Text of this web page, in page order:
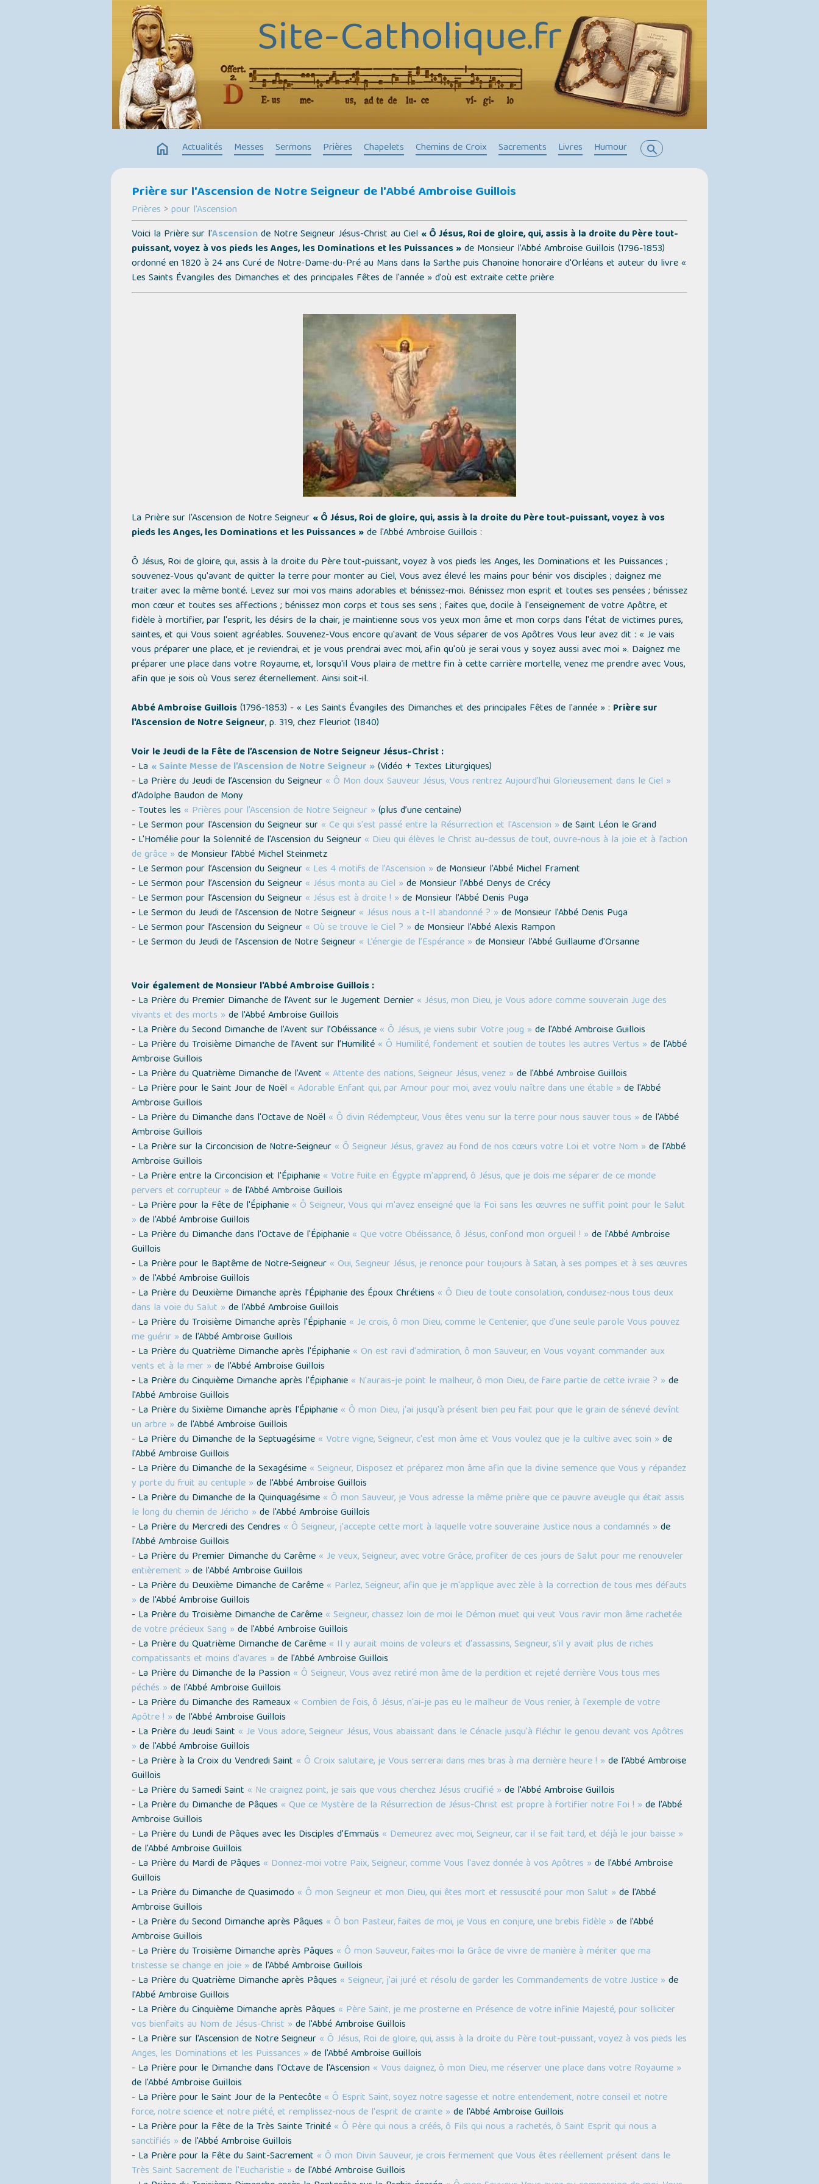
Site-Catholique.fr
home Actualités Messes Sermons Prières Chapelets Chemins de Croix Sacrements Livres Humour search
Prière sur l'Ascension de Notre Seigneur de l'Abbé Ambroise Guillois
Prières >pour l'Ascension
Voici la Prière sur l'Ascensionde Notre Seigneur Jésus-Christ au Ciel « Ô Jésus, Roi de gloire, qui, assis à la droite du Père tout-
puissant, voyez à vos pieds les Anges, les Dominations et les Puissances »de Monsieur l’Abbé Ambroise Guillois (1796-1853)
ordonné en 1820 à 24 ans Curé de Notre-Dame-du-Pré au Mans dans la Sarthe puis Chanoine honoraire d'Orléans et auteur du livre«
Les Saints Évangiles des Dimanches et des principales Fêtes de l'année »d’où est extraite cette prière
La Prière sur l'Ascension de Notre Seigneur « Ô Jésus, Roi de gloire, qui, assis à la droite du Père tout-puissant, voyez à vos
pieds les Anges, les Dominations et les Puissances »de l'Abbé Ambroise Guillois :
Ô Jésus, Roi de gloire, qui, assis à la droite du Père tout-puissant, voyez à vos pieds les Anges, les Dominations et les Puissances ;
souvenez-Vous qu'avant de quitter la terre pour monter au Ciel, Vous avez élevé les mains pour bénir vos disciples ; daignez me
traiter avec la même bonté. Levez sur moi vos mains adorables et bénissez-moi. Bénissez mon esprit et toutes ses pensées ; bénissez
mon cœur et toutes ses affections ; bénissez mon corps et tous ses sens ; faites que, docile à l'enseignement de votre Apôtre, et
fidèle à mortifier, par l'esprit, les désirs de la chair, je maintienne sous vos yeux mon âme et mon corps dans l'état de victimes pures,
saintes, et qui Vous soient agréables. Souvenez-Vous encore qu'avant de Vous séparer de vos Apôtres Vous leur avez dit : « Je vais
vous préparer une place, et je reviendrai, et je vous prendrai avec moi, afin qu'où je serai vous y soyez aussi avec moi ». Daignez me
préparer une place dans votre Royaume, et, lorsqu'il Vous plaira de mettre fin à cette carrière mortelle, venez me prendre avec Vous,
afin que je sois où Vous serez éternellement. Ainsi soit-il.
Abbé Ambroise Guillois(1796-1853) -« Les Saints Évangiles des Dimanches et des principales Fêtes de l'année »: Prière sur
l'Ascension de Notre Seigneur, p. 319, chez Fleuriot (1840)
Voir le Jeudi de la Fête de l’Ascension de Notre Seigneur Jésus-Christ :
- La « Sainte Messe de l’Ascension de Notre Seigneur »(Vidéo + Textes Liturgiques)
- La Prière du Jeudi de l’Ascension du Seigneur « Ô Mon doux Sauveur Jésus, Vous rentrez Aujourd'hui Glorieusement dans le Ciel »
d’Adolphe Baudon de Mony
- Toutes les « Prières pour l’Ascension de Notre Seigneur » (plus d’une centaine)
- Le Sermon pour l'Ascension du Seigneur sur « Ce qui s'est passé entre la Résurrection et l'Ascension » de Saint Léon le Grand
- L'Homélie pour la Solennité de l'Ascension du Seigneur « Dieu qui élèves le Christ au-dessus de tout, ouvre-nous à la joie et à l’action
de grâce » de Monsieur l’Abbé Michel Steinmetz
- Le Sermon pour l’Ascension du Seigneur « Les 4 motifs de l’Ascension » de Monsieur l’Abbé Michel Frament
- Le Sermon pour l’Ascension du Seigneur « Jésus monta au Ciel » de Monsieur l’Abbé Denys de Crécy
- Le Sermon pour l’Ascension du Seigneur « Jésus est à droite ! » de Monsieur l’Abbé Denis Puga
- Le Sermon du Jeudi de l’Ascension de Notre Seigneur « Jésus nous a t-Il abandonné ? » de Monsieur l’Abbé Denis Puga
- Le Sermon pour l’Ascension du Seigneur « Où se trouve le Ciel ? » de Monsieur l’Abbé Alexis Rampon
- Le Sermon du Jeudi de l’Ascension de Notre Seigneur « L’énergie de l’Espérance » de Monsieur l’Abbé Guillaume d'Orsanne
Voir également de Monsieur l'Abbé Ambroise Guillois :
- La Prière du Premier Dimanche de l’Avent sur le Jugement Dernier « Jésus, mon Dieu, je Vous adore comme souverain Juge des
vivants et des morts » de l'Abbé Ambroise Guillois
- La Prière du Second Dimanche de l’Avent sur l’Obéissance « Ô Jésus, je viens subir Votre joug » de l'Abbé Ambroise Guillois
- La Prière du Troisième Dimanche de l’Avent sur l’Humilité « Ô Humilité, fondement et soutien de toutes les autres Vertus » de l'Abbé
Ambroise Guillois
- La Prière du Quatrième Dimanche de l’Avent « Attente des nations, Seigneur Jésus, venez » de l'Abbé Ambroise Guillois
- La Prière pour le Saint Jour de Noël « Adorable Enfant qui, par Amour pour moi, avez voulu naître dans une étable » de l'Abbé
Ambroise Guillois
- La Prière du Dimanche dans l'Octave de Noël « Ô divin Rédempteur, Vous êtes venu sur la terre pour nous sauver tous » de l'Abbé
Ambroise Guillois
- La Prière sur la Circoncision de Notre-Seigneur « Ô Seigneur Jésus, gravez au fond de nos cœurs votre Loi et votre Nom » de l'Abbé
Ambroise Guillois
- La Prière entre la Circoncision et l'Épiphanie « Votre fuite en Égypte m'apprend, ô Jésus, que je dois me séparer de ce monde
pervers et corrupteur » de l'Abbé Ambroise Guillois
- La Prière pour la Fête de l'Épiphanie « Ô Seigneur, Vous qui m'avez enseigné que la Foi sans les œuvres ne suffit point pour le Salut
» de l'Abbé Ambroise Guillois
- La Prière du Dimanche dans l'Octave de l'Épiphanie « Que votre Obéissance, ô Jésus, confond mon orgueil ! » de l'Abbé Ambroise
Guillois
- La Prière pour le Baptême de Notre-Seigneur « Oui, Seigneur Jésus, je renonce pour toujours à Satan, à ses pompes et à ses œuvres
» de l'Abbé Ambroise Guillois
- La Prière du Deuxième Dimanche après l’Épiphanie des Époux Chrétiens « Ô Dieu de toute consolation, conduisez-nous tous deux
dans la voie du Salut » de l'Abbé Ambroise Guillois
- La Prière du Troisième Dimanche après l'Épiphanie « Je crois, ô mon Dieu, comme le Centenier, que d'une seule parole Vous pouvez
me guérir » de l'Abbé Ambroise Guillois
- La Prière du Quatrième Dimanche après l'Épiphanie « On est ravi d'admiration, ô mon Sauveur, en Vous voyant commander aux
vents et à la mer » de l'Abbé Ambroise Guillois
- La Prière du Cinquième Dimanche après l'Épiphanie « N'aurais-je point le malheur, ô mon Dieu, de faire partie de cette ivraie ? » de
l'Abbé Ambroise Guillois
- La Prière du Sixième Dimanche après l'Épiphanie « Ô mon Dieu, j'ai jusqu'à présent bien peu fait pour que le grain de sénevé devînt
un arbre » de l'Abbé Ambroise Guillois
- La Prière du Dimanche de la Septuagésime « Votre vigne, Seigneur, c'est mon âme et Vous voulez que je la cultive avec soin » de
l'Abbé Ambroise Guillois
- La Prière du Dimanche de la Sexagésime « Seigneur, Disposez et préparez mon âme afin que la divine semence que Vous y répandez
y porte du fruit au centuple » de l'Abbé Ambroise Guillois
- La Prière du Dimanche de la Quinquagésime « Ô mon Sauveur, je Vous adresse la même prière que ce pauvre aveugle qui était assis
le long du chemin de Jéricho » de l'Abbé Ambroise Guillois
- La Prière du Mercredi des Cendres « Ô Seigneur, j'accepte cette mort à laquelle votre souveraine Justice nous a condamnés » de
l'Abbé Ambroise Guillois
- La Prière du Premier Dimanche du Carême « Je veux, Seigneur, avec votre Grâce, profiter de ces jours de Salut pour me renouveler
entièrement » de l'Abbé Ambroise Guillois
- La Prière du Deuxième Dimanche de Carême « Parlez, Seigneur, afin que je m'applique avec zèle à la correction de tous mes défauts
» de l'Abbé Ambroise Guillois
- La Prière du Troisième Dimanche de Carême « Seigneur, chassez loin de moi le Démon muet qui veut Vous ravir mon âme rachetée
de votre précieux Sang » de l'Abbé Ambroise Guillois
- La Prière du Quatrième Dimanche de Carême « Il y aurait moins de voleurs et d'assassins, Seigneur, s'il y avait plus de riches
compatissants et moins d'avares » de l'Abbé Ambroise Guillois
- La Prière du Dimanche de la Passion « Ô Seigneur, Vous avez retiré mon âme de la perdition et rejeté derrière Vous tous mes
péchés » de l'Abbé Ambroise Guillois
- La Prière du Dimanche des Rameaux « Combien de fois, ô Jésus, n'ai-je pas eu le malheur de Vous renier, à l'exemple de votre
Apôtre ! » de l'Abbé Ambroise Guillois
- La Prière du Jeudi Saint « Je Vous adore, Seigneur Jésus, Vous abaissant dans le Cénacle jusqu'à fléchir le genou devant vos Apôtres
» de l'Abbé Ambroise Guillois
- La Prière à la Croix du Vendredi Saint « Ô Croix salutaire, je Vous serrerai dans mes bras à ma dernière heure ! » de l'Abbé Ambroise
Guillois
- La Prière du Samedi Saint « Ne craignez point, je sais que vous cherchez Jésus crucifié » de l'Abbé Ambroise Guillois
- La Prière du Dimanche de Pâques « Que ce Mystère de la Résurrection de Jésus-Christ est propre à fortifier notre Foi ! » de l'Abbé
Ambroise Guillois
- La Prière du Lundi de Pâques avec les Disciples d’Emmaüs « Demeurez avec moi, Seigneur, car il se fait tard, et déjà le jour baisse »
de l'Abbé Ambroise Guillois
- La Prière du Mardi de Pâques « Donnez-moi votre Paix, Seigneur, comme Vous l'avez donnée à vos Apôtres » de l'Abbé Ambroise
Guillois
- La Prière du Dimanche de Quasimodo « Ô mon Seigneur et mon Dieu, qui êtes mort et ressuscité pour mon Salut » de l'Abbé
Ambroise Guillois
- La Prière du Second Dimanche après Pâques « Ô bon Pasteur, faites de moi, je Vous en conjure, une brebis fidèle » de l'Abbé
Ambroise Guillois
- La Prière du Troisième Dimanche après Pâques « Ô mon Sauveur, faites-moi la Grâce de vivre de manière à mériter que ma
tristesse se change en joie » de l'Abbé Ambroise Guillois
- La Prière du Quatrième Dimanche après Pâques « Seigneur, j'ai juré et résolu de garder les Commandements de votre Justice » de
l'Abbé Ambroise Guillois
- La Prière du Cinquième Dimanche après Pâques « Père Saint, je me prosterne en Présence de votre infinie Majesté, pour solliciter
vos bienfaits au Nom de Jésus-Christ » de l'Abbé Ambroise Guillois
- La Prière sur l'Ascension de Notre Seigneur « Ô Jésus, Roi de gloire, qui, assis à la droite du Père tout-puissant, voyez à vos pieds les
Anges, les Dominations et les Puissances » de l'Abbé Ambroise Guillois
- La Prière pour le Dimanche dans l'Octave de l'Ascension « Vous daignez, ô mon Dieu, me réserver une place dans votre Royaume »
de l'Abbé Ambroise Guillois
- La Prière pour le Saint Jour de la Pentecôte « Ô Esprit Saint, soyez notre sagesse et notre entendement, notre conseil et notre
force, notre science et notre piété, et remplissez-nous de l'esprit de crainte » de l'Abbé Ambroise Guillois
- La Prière pour la Fête de la Très Sainte Trinité « Ô Père qui nous a créés, ô Fils qui nous a rachetés, ô Saint Esprit qui nous a
sanctifiés » de l'Abbé Ambroise Guillois
- La Prière pour la Fête du Saint-Sacrement « Ô mon Divin Sauveur, je crois fermement que Vous êtes réellement présent dans le
Très Saint Sacrement de l'Eucharistie » de l'Abbé Ambroise Guillois